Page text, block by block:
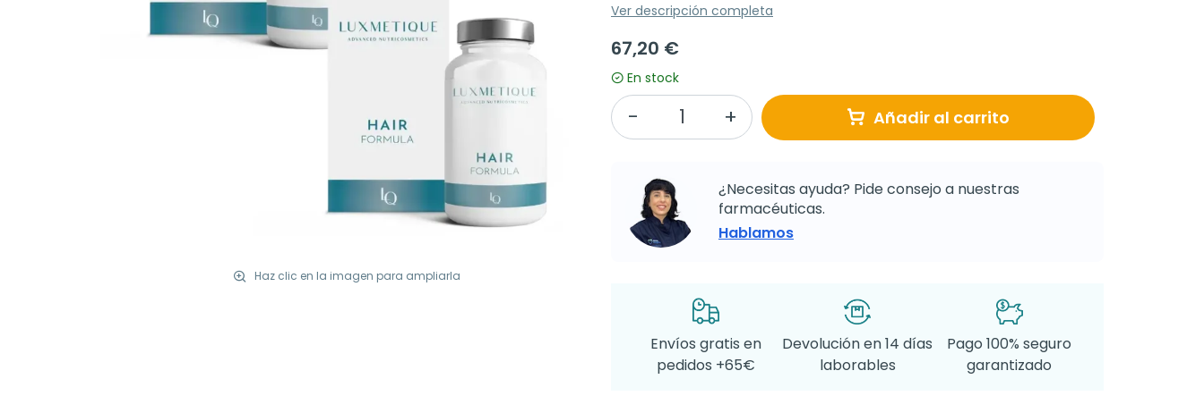
Haz clic en la imagen para ampliarla
Ver descripción completa
67,20 €
En stock
Añadir al carrito
¿Necesitas ayuda? Pide consejo a nuestras
farmacéuticas.
Hablamos
Envíos gratis en
pedidos +65€
Devolución en 14 días
laborables
Pago 100% seguro
garantizado